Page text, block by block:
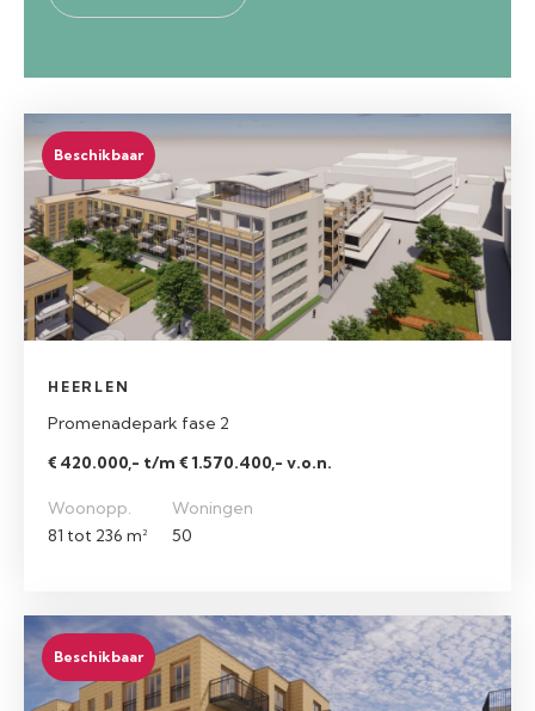
Beschikbaar
HEERLEN
Promenadepark fase 2
€ 420.000,- t/m € 1.570.400,- v.o.n.
Woonopp.
81 tot 236 m²
Woningen
50
Beschikbaar